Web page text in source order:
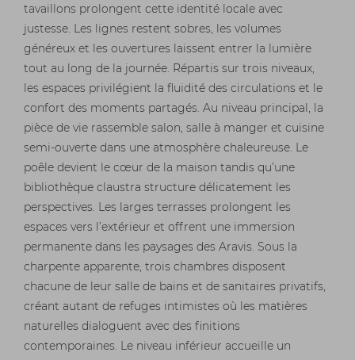
tavaillons prolongent cette identité locale avec
justesse. Les lignes restent sobres, les volumes
généreux et les ouvertures laissent entrer la lumière
tout au long de la journée. Répartis sur trois niveaux,
les espaces privilégient la fluidité des circulations et le
confort des moments partagés. Au niveau principal, la
pièce de vie rassemble salon, salle à manger et cuisine
semi-ouverte dans une atmosphère chaleureuse. Le
poêle devient le cœur de la maison tandis qu’une
bibliothèque claustra structure délicatement les
perspectives. Les larges terrasses prolongent les
espaces vers l’extérieur et offrent une immersion
permanente dans les paysages des Aravis. Sous la
charpente apparente, trois chambres disposent
chacune de leur salle de bains et de sanitaires privatifs,
créant autant de refuges intimistes où les matières
naturelles dialoguent avec des finitions
contemporaines. Le niveau inférieur accueille un